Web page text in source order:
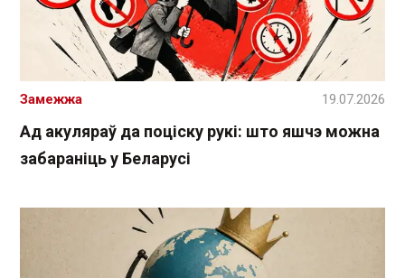
Ад акуляраў да поціску рукі: што яшчэ можна
забараніць у Беларусі
Замежжа 19.07.2026